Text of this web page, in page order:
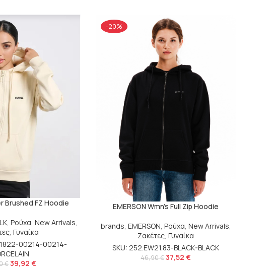
Brushed FZ Hoodie
,Ρούχα,New Arrivals,
,Γυναίκα
00214-00214-
€39,92 €
EMERSON Wmn’s Full Zip Hoodie
brands, EMERSON, Ρούχα, New Arrivals,
Ζακέτες,Γυναίκα
SKU: 252.EW21.83-BLACK-BLACK
46,90€37,52 €
-20%